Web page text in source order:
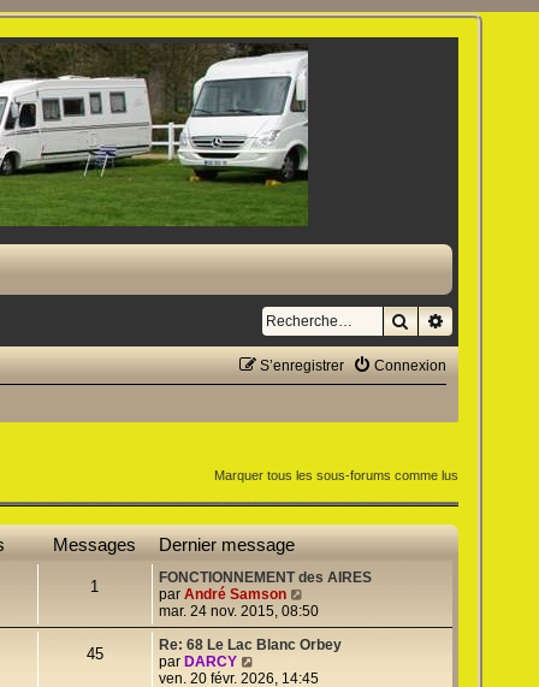
RechercherRecherche
Connexion
S’enregistrer
Marquer tous les sous-forums comme lus
Messages Dernier message
1
FONCTIONNEMENT des AIRES
par André Samson
o
i
r
e
mar. 24 nov. 2015, 08:50
45
Re: 68 Le Lac Blanc Orbey
par DARCY
o
ven. 20 févr. 2026, 14:45